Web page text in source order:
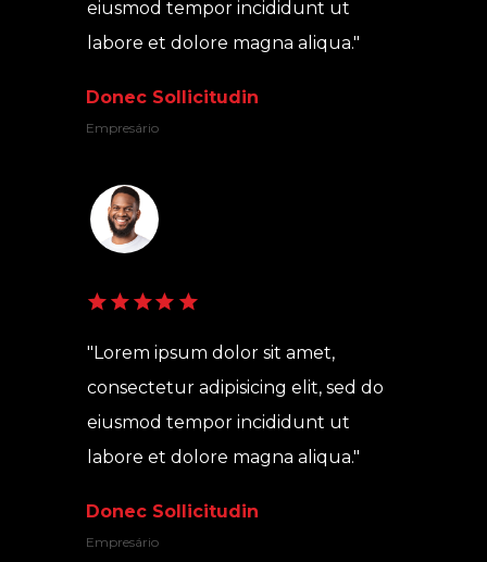
eiusmod tempor incididunt ut
labore et dolore magna aliqua."
Donec Sollicitudin
Empresário
"Lorem ipsum dolor sit amet,
consectetur adipisicing elit, sed do
eiusmod tempor incididunt ut
labore et dolore magna aliqua."
Donec Sollicitudin
Empresário